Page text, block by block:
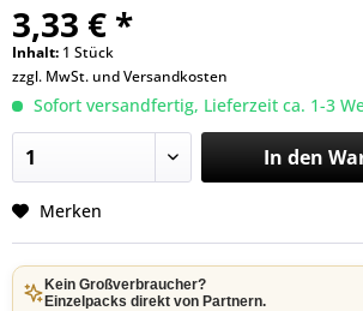
3,33 € *
Inhalt: 1 Stück
zzgl. MwSt. undVersandkosten
Sofort versandfertig, Lieferzeit ca. 1-3
In den
Merken
Kein Großverbraucher?
Einzelpacks direkt von Partnern.